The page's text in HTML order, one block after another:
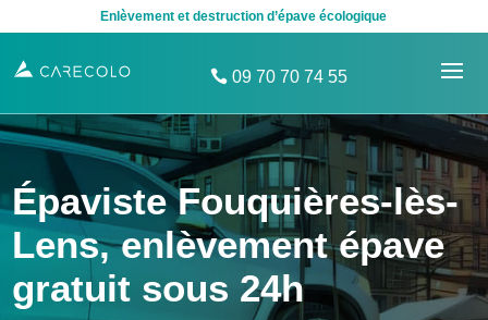
Enlèvement et destruction d’épave écologique
09 70 70 74 55
Épaviste Fouquières-lès-
Lens, enlèvement épave
gratuit sous 24h